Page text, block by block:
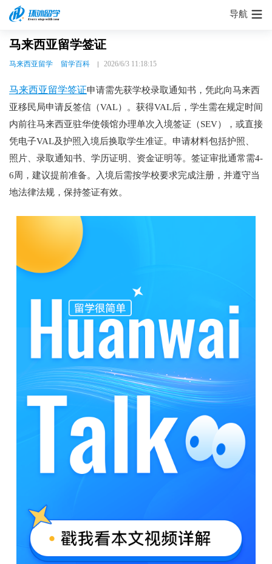
导航
马来西亚留学签证
马来西亚留学 留学百科 2026/6/3 11:18:15
马来西亚留学签证申请需先获学校录取通知书，凭此向马来西
亚移民局申请反签信（VAL）。获得VAL后，学生需在规定时间
内前往马来西亚驻华使领馆办理单次入境签证（SEV），或直接
凭电子VAL及护照入境后换取学生准证。申请材料包括护照、
照片、录取通知书、学历证明、资金证明等。签证审批通常需4-
6周，建议提前准备。入境后需按学校要求完成注册，并遵守当
地法律法规，保持签证有效。